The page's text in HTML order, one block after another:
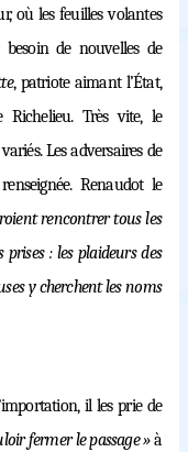
où les feuilles volantes
de nouvelles de
, patriote aimant l’État,
Très vite, le
Les adversaires de
Renaudot le
rencontrer tous les
prises : les plaideurs des
y cherchent les noms
il les prie de
fermer le passage »à